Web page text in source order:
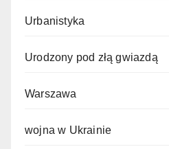
Urbanistyka
Urodzony pod złą gwiazdą
Warszawa
wojna w Ukrainie